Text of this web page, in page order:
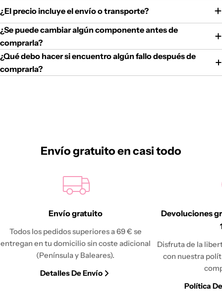
¿El precio incluye el envío o transporte?
¿Se puede cambiar algún componente antes de
comprarla?
¿Qué debo hacer si encuentro algún fallo después de
comprarla?
Envío gratuito en casi todo
Envío gratuito
Todos los pedidos superiores a 69 € se
entregan en tu domicilio sin coste adicional
(Península y Baleares).
Detalles De Envío
Devoluciones
Disfruta de la
con nuestra
Política